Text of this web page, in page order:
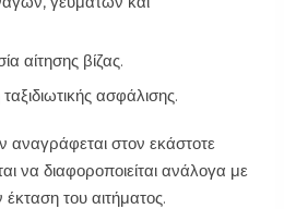
αίτησης βίζας.
ασφάλισης.
αναγράφεται στον εκάστοτε
να διαφοροποιείται ανάλογα με
του αιτήματος.